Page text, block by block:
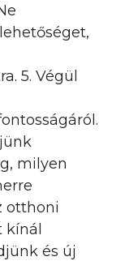
5. Végül
milyen
otthoni
és új